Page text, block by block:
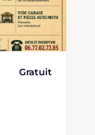
Gratuit